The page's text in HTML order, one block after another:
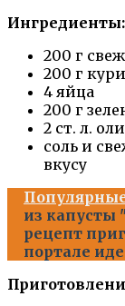
Ингредиенты:
200 г
200 г
4 яйца
200 г
2 ст. л.
соль и
вкусу
из капусты
рецепт
портале